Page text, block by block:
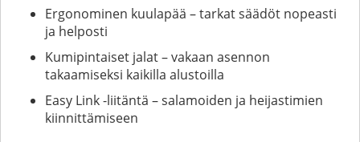
Ergonominen kuulapää – tarkat säädöt nopeasti
ja helposti
Kumipintaiset jalat – vakaan asennon
takaamiseksi kaikilla alustoilla
Easy Link -liitäntä – salamoiden ja heijastimien
kiinnittämiseen